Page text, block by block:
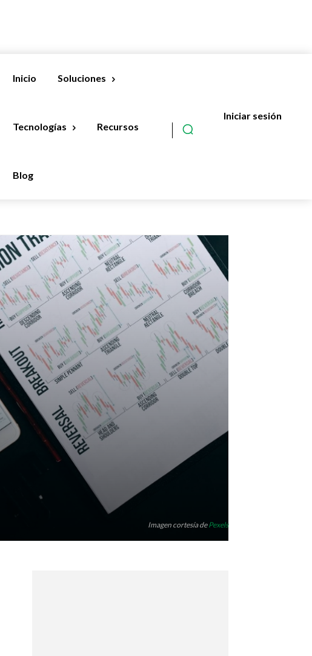
Inicio Soluciones
Tecnologías Recursos
Blog
SuscribirIniciar sesión
Imagen cortesía dePexels